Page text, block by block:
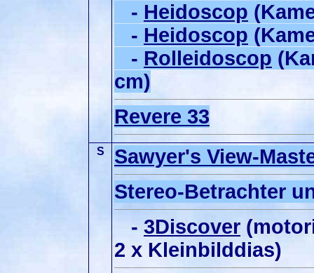
- Heidoscop
- Heidoscop
- Rolleidoscop
cm)
Revere 33
S
Sawyer's View-
Stereo-Betrachter
- 3Discover
2 x Kleinbilddias)